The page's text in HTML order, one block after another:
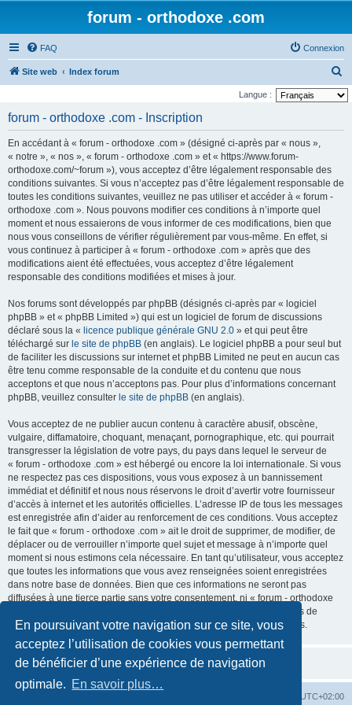
En poursuivant votre navigation sur ce site, vous
acceptez l’utilisation de cookies vous permettant
de bénéficier d’une expérience de navigation
optimale. En savoir plus…
forum - orthodoxe .com
FAQ Connexion
Site web Index forum
e
Langue :
forum - orthodoxe .com - Inscription
En accédant à « forum - orthodoxe .com » (désigné ci-après par « nous »,
« notre », « nos », « forum - orthodoxe .com » et « https://www.forum-
orthodoxe.com/~forum »), vous acceptez d’être légalement responsable des
conditions suivantes. Si vous n’acceptez pas d’être légalement responsable de
toutes les conditions suivantes, veuillez ne pas utiliser et accéder à « forum -
orthodoxe .com ». Nous pouvons modifier ces conditions à n’importe quel
moment et nous essaierons de vous informer de ces modifications, bien que
nous vous conseillons de vérifier régulièrement par vous-même. En effet, si
vous continuez à participer à « forum - orthodoxe .com » après que des
modifications aient été effectuées, vous acceptez d’être légalement
responsable des conditions modifiées et mises à jour.
Nos forums sont développés par phpBB (désignés ci-après par « logiciel
phpBB » et « phpBB Limited ») qui est un logiciel de forum de discussions
déclaré sous la « licence publique générale GNU 2.0 » et qui peut être
téléchargé sur le site de phpBB (en anglais). Le logiciel phpBB a pour seul but
de faciliter les discussions sur internet et phpBB Limited ne peut en aucun cas
être tenu comme responsable de la conduite et du contenu que nous
acceptons et que nous n’acceptons pas. Pour plus d’informations concernant
phpBB, veuillez consulter le site de phpBB (en anglais).
Vous acceptez de ne publier aucun contenu à caractère abusif, obscène,
vulgaire, diffamatoire, choquant, menaçant, pornographique, etc. qui pourrait
transgresser la législation de votre pays, du pays dans lequel le serveur de
« forum - orthodoxe .com » est hébergé ou encore la loi internationale. Si vous
ne respectez pas ces dispositions, vous vous exposez à un bannissement
immédiat et définitif et nous nous réservons le droit d’avertir votre fournisseur
d’accès à internet et les autorités officielles. L’adresse IP de tous les messages
est enregistrée afin d’aider au renforcement de ces conditions. Vous acceptez
le fait que « forum - orthodoxe .com » ait le droit de supprimer, de modifier, de
déplacer ou de verrouiller n’importe quel sujet et message à n’importe quel
moment si nous estimons cela nécessaire. En tant qu’utilisateur, vous acceptez
que toutes les informations que vous avez renseignées soient enregistrées
dans notre base de données. Bien que ces informations ne seront pas
diffusées à une tierce partie sans votre consentement, ni « forum - orthodoxe
.com », ni phpBB, ne pourront être tenus comme responsables en cas de
tentative de piratage informatique visant à compromettre vos données.
UTC+02:00